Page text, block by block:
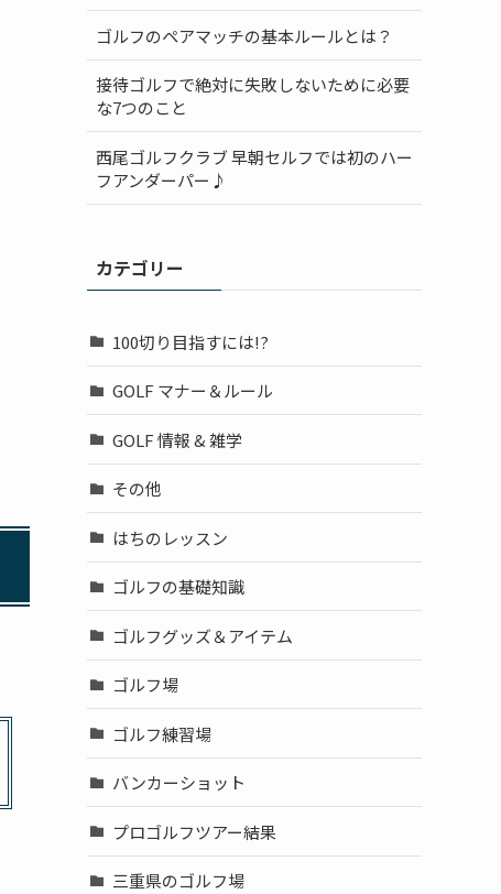
ゴルフのペアマッチの基本ルールとは？
接待ゴルフで絶対に失敗しないために必要
な7つのこと
西尾ゴルフクラブ 早朝セルフでは初のハー
フアンダーパー♪
カテゴリー
100切り目指すには!?
GOLF マナー＆ルール
GOLF 情報 & 雑学
その他
はちのレッスン
ゴルフの基礎知識
ゴルフグッズ＆アイテム
ゴルフ場
ゴルフ練習場
バンカーショット
プロゴルフツアー結果
三重県のゴルフ場